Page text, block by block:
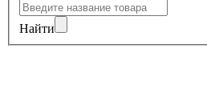
Найти